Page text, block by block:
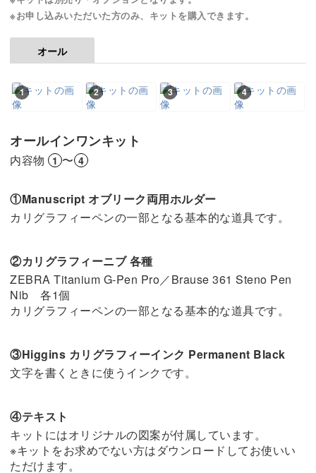
※お申し込みいただいた方のみ、キットを購入できます。
オール
1 2 3 4
オールインワンキット
内容物 1 〜 4
①Manuscript オブリーク両用ホルダー
カリグラフィーペンの一部となる基本的な道具です。
②カリグラフィーニブ 各種
ZEBRA Titanium G-Pen Pro／Brause 361 Steno Pen
Nib 各1個
カリグラフィーペンの一部となる基本的な道具です。
③Higgins カリグラフィーインク Permanent Black
文字を書くときに使うインクです。
④テキスト
キットにはオリジナルの図案が付属しています。
※キットをお求めでない方はダウンロードしてお使いい
ただけます。